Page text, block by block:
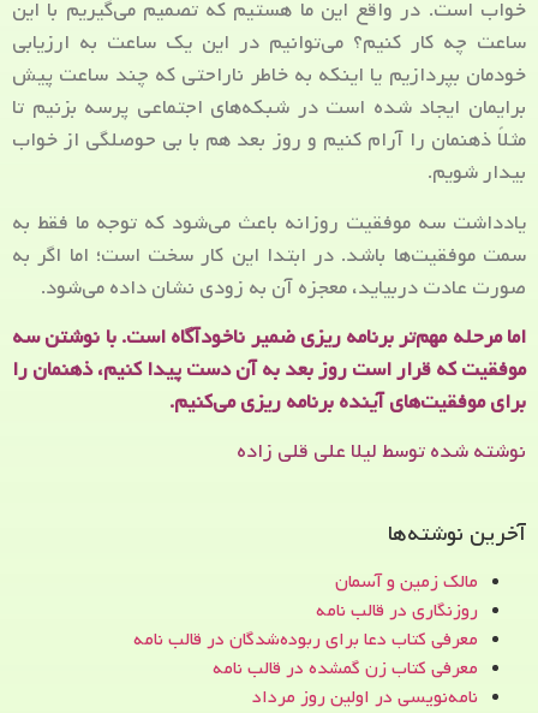
خواب است. در واقع این ما هستیم که تصمیم می‌گیریم با این
ساعت چه کار کنیم؟ می‌توانیم در این یک ساعت به ارزیابی
خودمان بپردازیم یا اینکه به خاطر ناراحتی که چند ساعت پیش
برایمان ایجاد شده است در شبکه‌های اجتماعی پرسه بزنیم تا
مثلاً ذهنمان را آرام کنیم و روز بعد هم با بی حوصلگی از خواب
بیدار شویم.
یادداشت سه موفقیت روزانه باعث می‌شود که توجه ما فقط به
سمت موفقیت‌ها باشد. در ابتدا این کار سخت است؛ اما اگر به
صورت عادت دربیاید، معجزه آن به زودی نشان داده می‌شود.
اما مرحله مهم‌تر برنامه ریزی ضمیر ناخودآگاه است. با نوشتن سه
موفقیت که قرار است روز بعد به آن دست پیدا کنیم، ذهنمان را
برای موفقیت‌های آینده برنامه ریزی می‌کنیم.
نوشته شده توسط لیلا علی قلی زاده
آخرین نوشته‌ها
مالک زمین و آسمان
روزنگاری در قالب نامه
معرفی کتاب دعا برای ربوده‌شدگان در قالب نامه
معرفی کتاب زن‌ گمشده در قالب نامه
نامه‌نویسی در اولین روز مرداد